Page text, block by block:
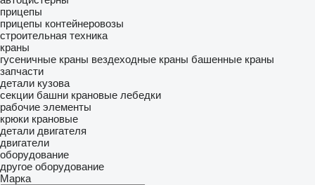
прицепы
прицепы контейнеровозы
строительная техника
краны
гусеничные краны вездеходные краны башенные краны
запчасти
детали кузова
секции башни крановые лебедки
рабочие элементы
крюки крановые
детали двигателя
двигатели
оборудование
другое оборудование
Марка